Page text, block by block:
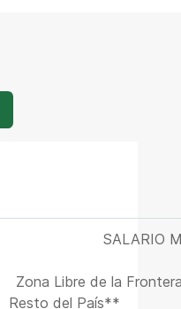
SALARIO
Zona Libre de la
Resto del País**